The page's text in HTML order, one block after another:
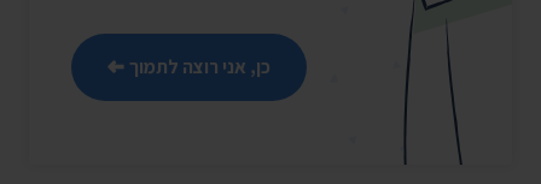
כן, אני רוצה לתמוך